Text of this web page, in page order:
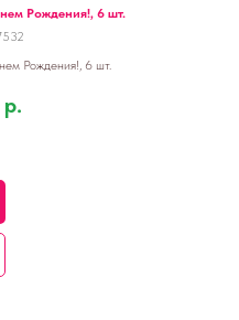
Рождения!, 6 шт.
Рождения!, 6 шт.
р.